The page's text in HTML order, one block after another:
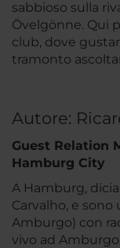
sabbioso sulla
Övelgönne. Qui
club, dove
tramonto
Autore:
Guest Relation
Hamburg City
A Hamburg,
Carvalho, e sono
Amburgo) con
vivo ad